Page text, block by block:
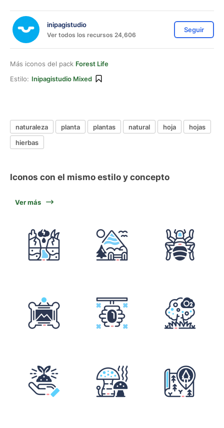
inipagistudio
Ver todos los recursos 24,606
Seguir
Más iconos del pack Forest Life
Estilo: Inipagistudio Mixed
naturaleza planta plantas natural hoja
hojas
hierbas
Iconos con el mismo estilo y concepto
Ver más